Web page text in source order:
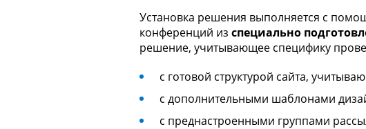
Установка решения выполняется с
конференций из специально
решение, учитывающее специфику
с готовой структурой сайта,
с дополнительными шаблонами
с преднастроенными группами